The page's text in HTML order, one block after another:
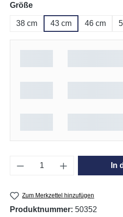
Größeauswählen
38 cm 43 cm 46 cm
Produkt Anzahl: Gib In
Zum Merkzettel hinzufügen
Produktnummer: 50352